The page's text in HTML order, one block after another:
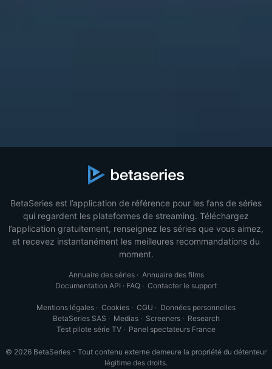
BetaSeries est l’application de référence pour les fans de séries
qui regardent les plateformes de streaming. Téléchargez
l’application gratuitement, renseignez les séries que vous aimez,
et recevez instantanément les meilleures recommandations du
moment.
Annuaire des séries· Annuaire des films
Documentation API · FAQ · Contacter le support
Mentions légales · Cookies · CGU · Données personnelles
BetaSeries SAS · Medias· Screeners· Research
Test pilote série TV · Panel spectateurs France
© 2026 BetaSeries - Tout contenu externe demeure la propriété du détenteur
légitime des droits.